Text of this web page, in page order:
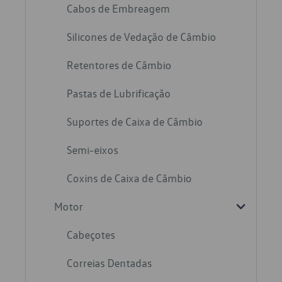
Cabos de Embreagem
Silicones de Vedação de Câmbio
Retentores de Câmbio
Pastas de Lubrificação
Suportes de Caixa de Câmbio
Semi-eixos
Coxins de Caixa de Câmbio
Motor
Cabeçotes
Correias Dentadas